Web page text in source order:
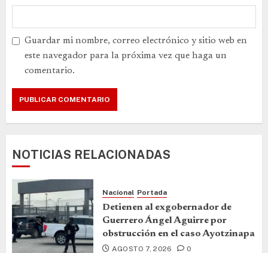
Guardar mi nombre, correo electrónico y sitio web en
este navegador para la próxima vez que haga un
comentario.
NOTICIAS RELACIONADAS
Nacional Portada
Detienen al exgobernador de
Guerrero Ángel Aguirre por
obstrucción en el caso Ayotzinapa
AGOSTO 7, 2026 0